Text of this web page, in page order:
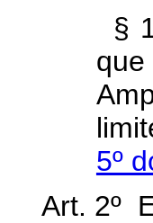
§
que
5º
Art. 2º